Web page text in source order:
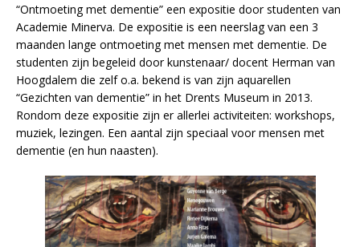
“Ontmoeting met dementie” een expositie door studenten van
Academie Minerva. De expositie is een neerslag van een 3
maanden lange ontmoeting met mensen met dementie. De
studenten zijn begeleid door kunstenaar/ docent Herman van
Hoogdalem die zelf o.a. bekend is van zijn aquarellen
“Gezichten van dementie” in het Drents Museum in 2013.
Rondom deze expositie zijn er allerlei activiteiten: workshops,
muziek, lezingen. Een aantal zijn speciaal voor mensen met
dementie (en hun naasten).